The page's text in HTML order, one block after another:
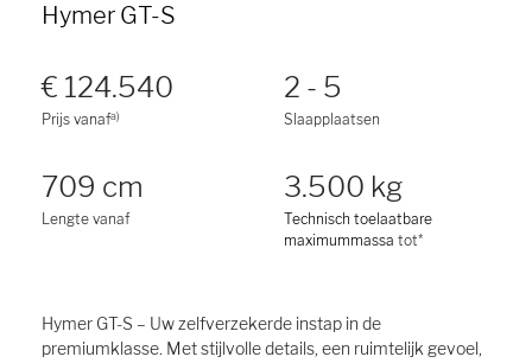
Hymer GT-S
€ 124.540
Prijs vanafa)
2 - 5
Slaapplaatsen
709 cm
Lengte vanaf
3.500 kg
Technisch toelaatbare
maximummassa tot*
Hymer GT-S – Uw zelfverzekerde instap in de
premiumklasse. Met stijlvolle details, een ruimtelijk gevoel,